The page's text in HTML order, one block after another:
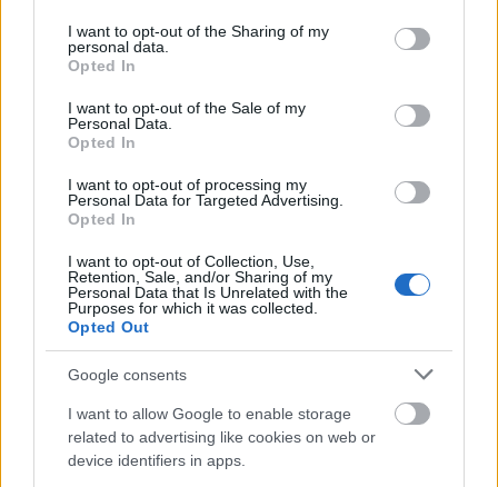
not limited to your visit or usage behaviour. You may click to
grant or deny consent to Google and its third-party tags to
use your data for below specified purposes in below Google
consent section.
I want to opt-out of the Sharing of my
personal data.
Opted In
I want to opt-out of the Sale of my
Personal Data.
Opted In
I want to opt-out of processing my
Personal Data for Targeted Advertising.
Opted In
I want to opt-out of Collection, Use,
Retention, Sale, and/or Sharing of my
Personal Data that Is Unrelated with the
Purposes for which it was collected.
Opted Out
Google consents
I want to allow Google to enable storage
related to advertising like cookies on web or
device identifiers in apps.
Η νέα αύξηση για το 2025 ανέρχεται σε 6,02% και
σύμφωνα με την ίδια, ωφελεί συνολικά πάνω από
1,6 εκατομμύρια πολίτες.
Ο κατώτατος μισθός ανεβαίνει κατά 50 ευρώ μικτά
το μήνα. Αυτό σημαίνει από 34 έως 43 ευρώ
μεγαλύτερος καθαρός μισθός τον μήνα και από 473
έως 606 μεγαλύτερος καθαρός μισθός τον χρόνο,
ανάλογα με την οικογενειακή κατάσταση καθενός.
Τα παραπάνω ποσά προκύπτουν από τη νέα αύξηση
του κατώτατου μισθού που ξεκινάει σήμερα 1η
Απριλίου.